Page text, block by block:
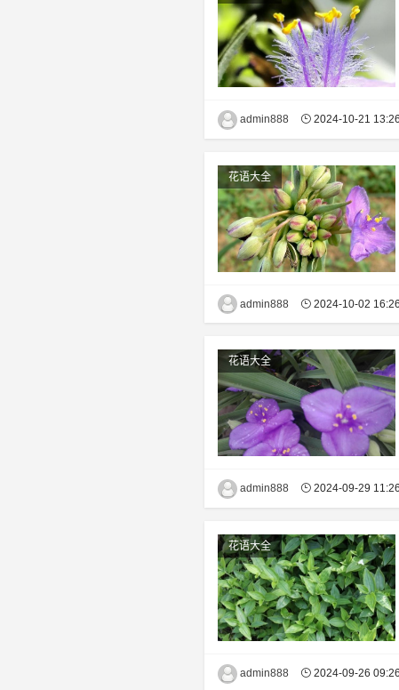
admin888 2024-10-21
花语大全
admin888 2024-10-02
花语大全
admin888 2024-09-29
花语大全
admin888 2024-09-26